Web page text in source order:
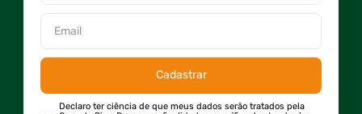
Cadastrar
Declaro ter ciência de que meus dados serão tratados pela